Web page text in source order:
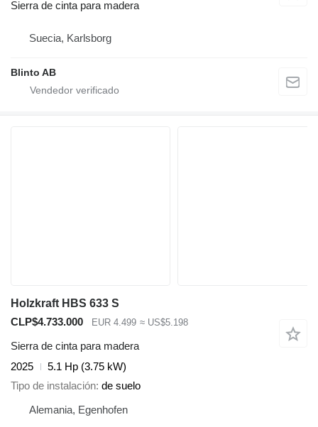
Sierra de cinta para madera
Suecia, Karlsborg
Blinto AB
Holzkraft HBS 633 S
CLP$4.733.000
EUR 4.499 ≈ US$5.198
Sierra de cinta para madera
2025
5.1 Hp (3.75 kW)
Tipo de instalación de suelo
Alemania, Egenhofen